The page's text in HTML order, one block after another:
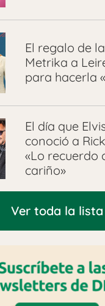
El regalo de
Metrika a
para hacerla
El día que
conoció a
«Lo recuerdo
cariño»
Ver toda la lista